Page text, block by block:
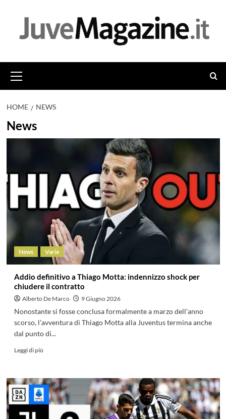
principale
HOME NEWS
News
News Varie
Addio definitivo a Thiago Motta: indennizzo shock per
chiudere il contratto
Alberto De Marco 9 Giugno 2026
Nonostante si fosse conclusa formalmente a marzo dell'anno
scorso, l'avventura di Thiago Motta alla Juventus termina anche
dal punto di...
Leggi di più